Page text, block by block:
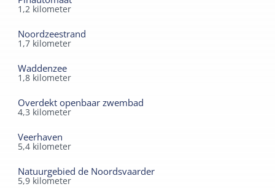
1,2 kilometer
Noordzeestrand
1,7 kilometer
Waddenzee
1,8 kilometer
Overdekt openbaar zwembad
4,3 kilometer
Veerhaven
5,4 kilometer
Natuurgebied de Noordsvaarder
5,9 kilometer